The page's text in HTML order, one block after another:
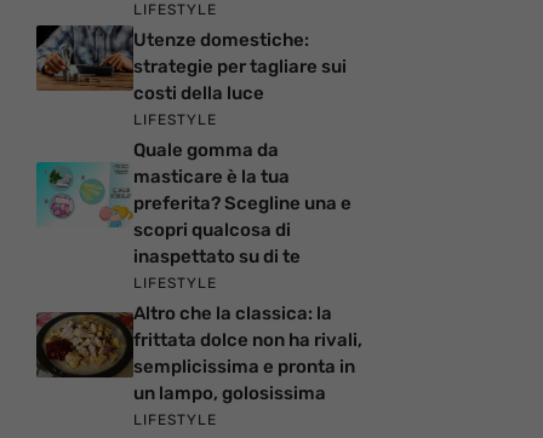
LIFESTYLE
Utenze domestiche:
strategie per tagliare sui
costi della luce
LIFESTYLE
Quale gomma da
masticare è la tua
preferita? Scegline una e
scopri qualcosa di
inaspettato su di te
LIFESTYLE
Altro che la classica: la
frittata dolce non ha rivali,
semplicissima e pronta in
un lampo, golosissima
LIFESTYLE